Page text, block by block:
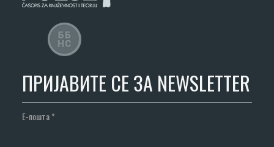
ПРИЈАВИТЕ СЕ ЗА NEWSLETTER
Е-пошта*